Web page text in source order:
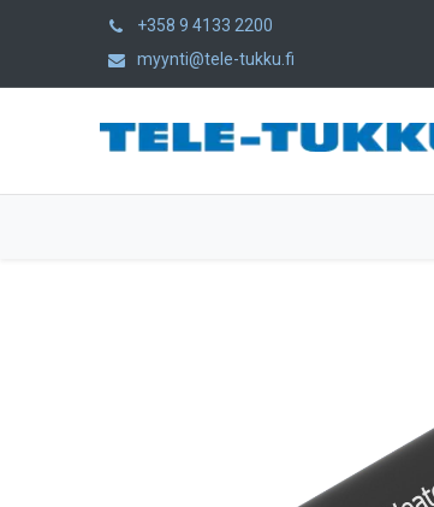
+358 9 4133 2200
myynti@tele-tukku.fi